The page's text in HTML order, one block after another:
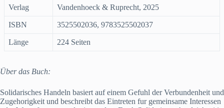
Verlag Vandenhoeck & Ruprecht, 2025
ISBN 3525502036, 9783525502037
Länge 224 Seiten
Über das Buch:
Solidarisches Handeln basiert auf einem Gefuhl der Verbundenheit und
Zugehorigkeit und beschreibt das Eintreten fur gemeinsame Interessen